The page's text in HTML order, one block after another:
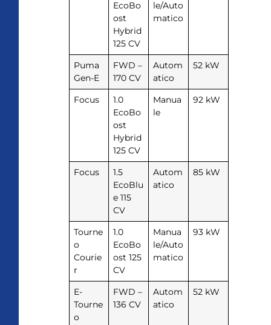
EcoBo
ost
Hybrid
125 CV
le/Auto
matico
Puma
Gen-E
FWD –
170 CV
Autom
atico
52 kW
Focus
1.0
EcoBo
ost
Hybrid
125 CV
Manua
le
92 kW
Focus
1.5
EcoBlu
e 115
CV
Autom
atico
85 kW
Tourne
o
Courie
r
1.0
EcoBo
ost 125
CV
Manua
le/Auto
matico
93 kW
E-
Tourne
o
FWD –
136 CV
Autom
atico
52 kW